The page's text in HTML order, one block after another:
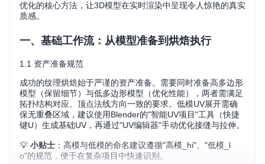
优化的核心方法，让3D模型在实时渲染中呈现令人惊艳的真实
质感。
一、基础工作流：从模型准备到烘焙执行
1.1 资产准备规范
成功的纹理烘焙始于严谨的资产准备。需要同时准备高多边形
模型（保留细节）与低多边形模型（优化性能），两者需满足
拓扑结构对应、顶点法线方向一致的要求。低模UV展开需确
保无重叠区域，建议使用Blender的"智能UV项目"工具（快捷
键U）生成基础UV，再通过"UV编辑器"手动优化接缝与拉伸。
💡 小贴士 ：高模与低模的命名建议遵循"高模_hi"、"低模_l
o"的规范，便于在复杂项目中快速识别。